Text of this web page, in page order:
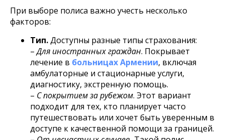
При выборе полиса важно учесть несколько
факторов:
Тип.Доступны разные типы страхования:
–Для иностранных граждан. Покрывает
лечение в больницах Армении, включая
амбулаторные и стационарные услуги,
диагностику, экстренную помощь.
– С покрытием за рубежом. Этот вариант
подходит для тех, кто планирует часто
путешествовать или хочет быть уверенным в
доступе к качественной помощи за границей.